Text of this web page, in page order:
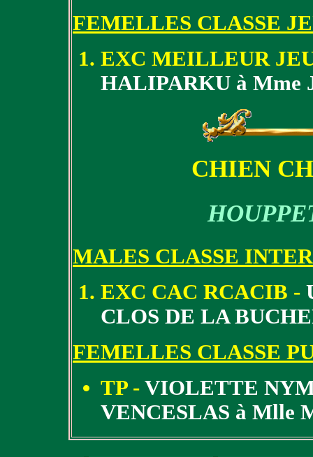
FEMELLES CLASSE
EXC MEILLEUR
HALIPARKU à Mme
CHIEN
MALES CLASSE
EXC CAC RCACIB -
CLOS DE LA
FEMELLES CLASSE
TP - VIOLETTE
VENCESLAS à Mlle